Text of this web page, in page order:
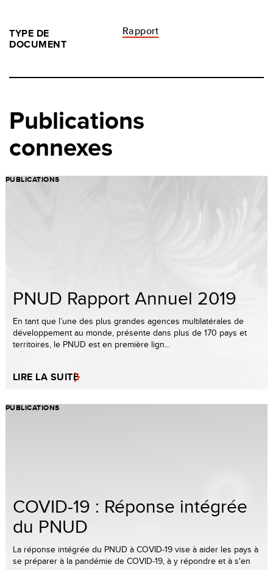
TYPE DE
DOCUMENT
Rapport
Publications
connexes
PUBLICATIONS
PNUD Rapport Annuel 2019
En tant que l’une des plus grandes agences multilatérales de
développement au monde, présente dans plus de 170 pays et
territoires, le PNUD est en première lign...
LIRE LA SUITE
PUBLICATIONS
COVID-19 : Réponse intégrée
du PNUD
La réponse intégrée du PNUD à COVID-19 vise à aider les pays à
se préparer à la pandémie de COVID-19, à y répondre et à s'en